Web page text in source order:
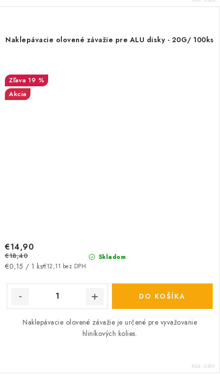
Naklepávacie olovené závažie pre ALU disky - 20G/ 100ks
19 %
Akcia
Skladom
€12,11 bez DPH
€14,90
€18,40
Jednotková
€0,15 / 1 ks
DO KOŠÍKA
Naklepávacie olovené závažie je určené pre vyvažovanie
hliníkových kolies.
Kód: 6309